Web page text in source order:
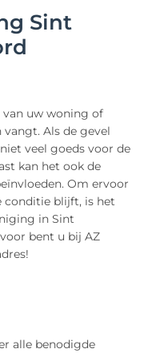
Sint
van uw woning of
Als de gevel
veel goeds voor de
kan het ook de
Om ervoor
conditie blijft, is het
in Sint
bent u bij AZ
alle benodigde